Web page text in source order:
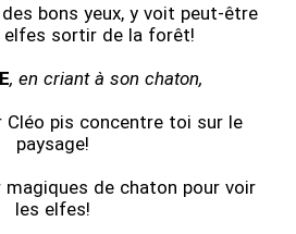
bons yeux, y voit peut-être
elfes sortir de la forêt!
, en criant à son chaton,
Cléo pis concentre toi sur le
paysage!
de chaton pour voir
les elfes!